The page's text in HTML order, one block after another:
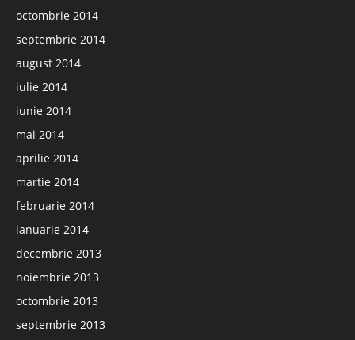
octombrie 2014
septembrie 2014
august 2014
iulie 2014
iunie 2014
mai 2014
aprilie 2014
martie 2014
februarie 2014
ianuarie 2014
decembrie 2013
noiembrie 2013
octombrie 2013
septembrie 2013